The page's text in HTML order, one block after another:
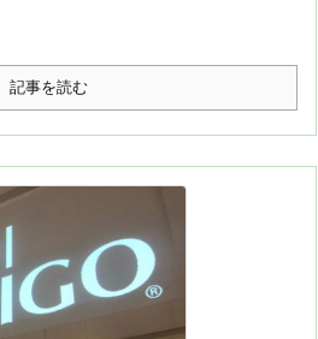
記事を読む